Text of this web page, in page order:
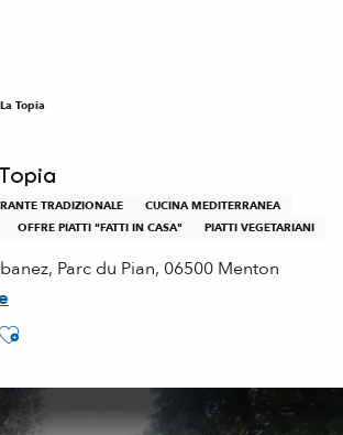
Topia
TRADIZIONALE
CUCINA MEDITERRANEA
OFFRE PIATTI "FATTI IN CASA" PIATTI VEGETARIANI
Parc du Pian, 06500 Menton
Ajouter aux favoris